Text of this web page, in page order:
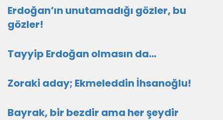
Erdoğan’ın unutamadığı gözler, bu
gözler!
Tayyip Erdoğan olmasın da…
Zoraki aday; Ekmeleddin İhsanoğlu!
Bayrak, bir bezdir ama her şeydir